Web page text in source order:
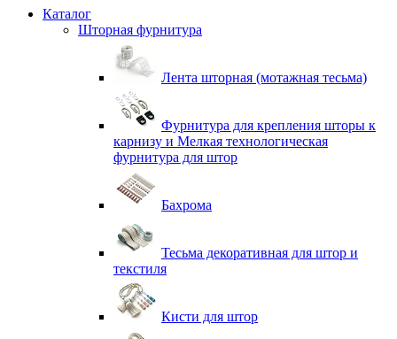
Каталог
Шторная фурнитура
Лента шторная (мотажная тесьма)
Фурнитура для крепления шторы к
карнизу и Мелкая технологическая
фурнитура для штор
Бахрома
Тесьма декоративная для штор и
текстиля
Кисти для штор